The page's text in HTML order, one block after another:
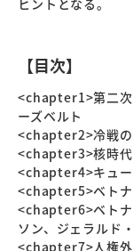
【目次】
<chapter1>第二次
ーズベルト
<chapter2>冷戦の
<chapter3>核時代
<chapter4>キュー
<chapter5>ベトナ
<chapter6>ベトナ
ソン、ジェラルド
<chapter7>人権外